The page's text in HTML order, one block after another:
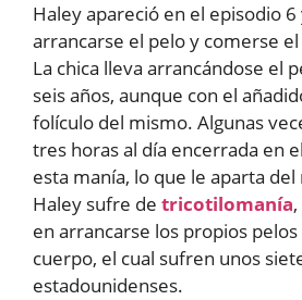
Haley apareció en el episodio
arrancarse el pelo y comerse el
La chica lleva arrancándose el
seis años, aunque con el
folículo del mismo. Algunas
tres horas al día encerrada en
esta manía, lo que le aparta
Haley sufre de tricotilomanía
en arrancarse los propios
cuerpo, el cual sufren unos
estadounidenses.